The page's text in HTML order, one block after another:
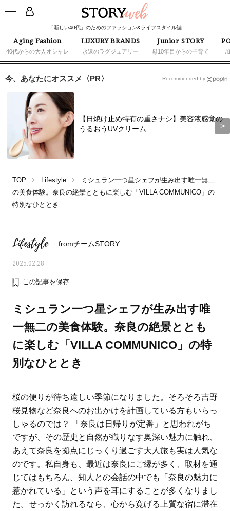
「新しい40代」のためのファッション&ライフスタイル誌
Aging Fashion
40代からの大人オシャレ
LUXURY BRANDS
永遠のラグジュアリー
Junior STORY
母10年目からの子育て
ママとパパに贈る「ジェンダーレ
ス学」
人気の40代髪型・ヘ
タログ
今、あなたにオススメ〈PR〉
【日焼け止め特有の重さナシ】美容液感覚の
うるおうUVクリーム
Recommended by
TOP Lifestyle
ミシュラン一つ星シェフが生み出す唯一無二
の美食体験。奈良の絶景とともに楽しむ「VILLA COMMUNICO」の
特別なひととき
Lifestyle fromチームSTORY
2025.02.28
この記事を保存
ミシュラン一つ星シェフが生み出す唯
一無二の美食体験。奈良の絶景ととも
に楽しむ「VILLA COMMUNICO」の特
別なひととき
桜の便りが待ち遠しい季節になりました。そろそろ吉野
桜見物など奈良へのお出かけを計画している方もいらっ
しゃるのでは？ 「奈良は日帰りが定番」と思われがち
ですが、その歴史と自然が織りなす奥深い魅力に触れ、
あえて奈良を拠点にじっくり過ごす大人旅も実は人気な
のです。私自身も、最近は奈良にご縁が多く、取材を通
じてはもちろん、知人との会話の中でも「奈良の魅力に
惹かれている」という声を耳にすることが多くなりまし
た。せっかく訪れるなら、心から寛げる上質な宿に滞在